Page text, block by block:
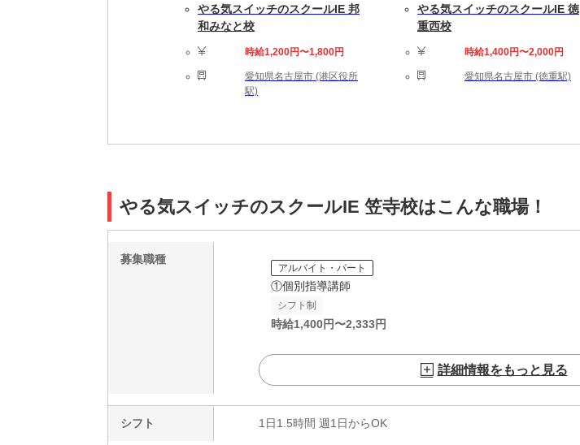
やる気スイッチのスクールIE 邦
和みなと校
時給1,200円〜1,800円
愛知県名古屋市 (港区役所
駅)
やる気スイッチのスクールIE 徳
重西校
時給1,400円〜2,000円
愛知県名古屋市 (徳重駅)
やる気スイッチのスクールIE 笠寺校はこんな職場！
募集職種
アルバイト・パート
①個別指導講師
シフト制
時給1,400円〜2,333円
詳細情報をもっと見る
シフト 1日1.5時間 週1日からOK